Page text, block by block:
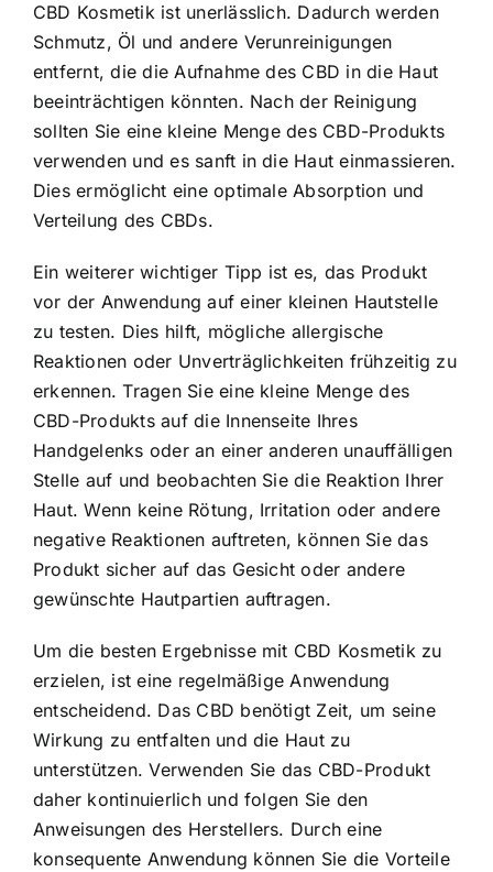
CBD Kosmetik ist unerlässlich. Dadurch werden
Schmutz, Öl und andere Verunreinigungen
entfernt, die die Aufnahme des CBD in die Haut
beeinträchtigen könnten. Nach der Reinigung
sollten Sie eine kleine Menge des CBD-Produkts
verwenden und es sanft in die Haut einmassieren.
Dies ermöglicht eine optimale Absorption und
Verteilung des CBDs.
Ein weiterer wichtiger Tipp ist es, das Produkt
vor der Anwendung auf einer kleinen Hautstelle
zu testen. Dies hilft, mögliche allergische
Reaktionen oder Unverträglichkeiten frühzeitig zu
erkennen. Tragen Sie eine kleine Menge des
CBD-Produkts auf die Innenseite Ihres
Handgelenks oder an einer anderen unauffälligen
Stelle auf und beobachten Sie die Reaktion Ihrer
Haut. Wenn keine Rötung, Irritation oder andere
negative Reaktionen auftreten, können Sie das
Produkt sicher auf das Gesicht oder andere
gewünschte Hautpartien auftragen.
Um die besten Ergebnisse mit CBD Kosmetik zu
erzielen, ist eine regelmäßige Anwendung
entscheidend. Das CBD benötigt Zeit, um seine
Wirkung zu entfalten und die Haut zu
unterstützen. Verwenden Sie das CBD-Produkt
daher kontinuierlich und folgen Sie den
Anweisungen des Herstellers. Durch eine
konsequente Anwendung können Sie die Vorteile